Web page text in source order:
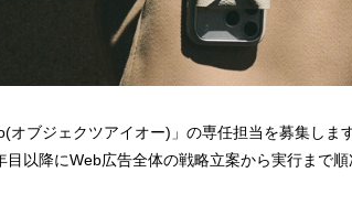
ブジェクツアイオー)」の専任担当を募集しま
以降にWeb広告全体の戦略立案から実行まで順